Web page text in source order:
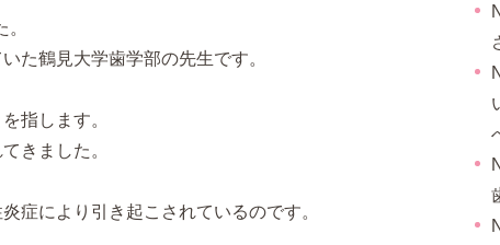
た鶴見大学歯学部の先生です。
指します。
きました。
症により引き起こされているのです。